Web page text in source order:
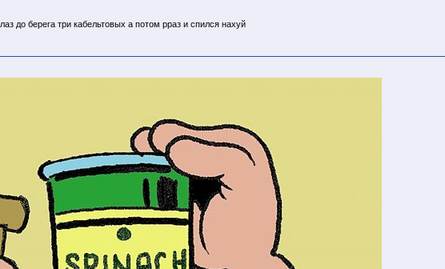
до берега три кабельтовых а потом рраз и спился нахуй